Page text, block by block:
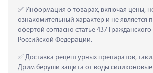
Информация о товарах, включая цены,
ознакомительный характер и не является
офертой согласно статье 437 Гражданского
Российской Федерации.
Доставка рецептурных препаратов,
Дрим беруши защита от воды